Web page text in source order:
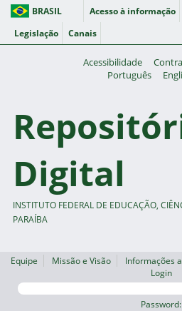
BRASIL Acesso à informação
Legislação
Canais
Acessibilidade
Português
Digital
INSTITUTO FEDERAL DE EDUCAÇÃO,
PARAÍBA
Equipe Missão e Visão Informações
Login
Password: